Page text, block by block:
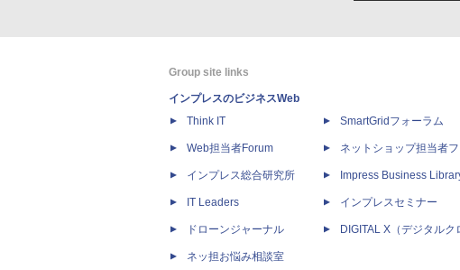
Group site links
インプレスのビジネスWeb
Think IT
Web担当者Forum
インプレス総合研究所
IT Leaders
ドローンジャーナル
ネッ担お悩み相談室
SmartGridフォーラム
ネットショップ担当者
Impress Business
インプレスセミナー
DIGITAL X（デジタルク